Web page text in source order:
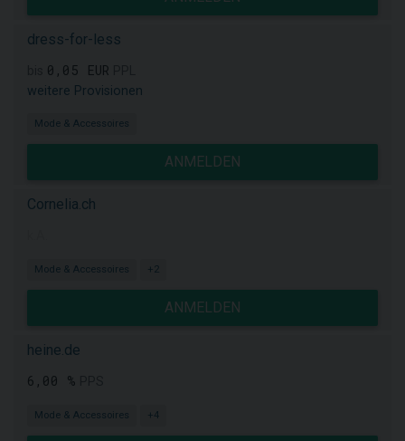
dress-for-less
0,05 EUR
weitere Provisionen
Mode & Accessoires
ANMELDEN
Cornelia.ch
Mode & Accessoires +2
ANMELDEN
heine.de
6,00 %
Mode & Accessoires +4